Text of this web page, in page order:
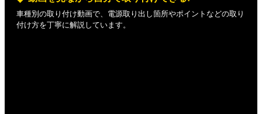
車種別の取り付け動画で、電源取り出し箇所やポイントなどの取り
付け方を丁寧に解説しています。